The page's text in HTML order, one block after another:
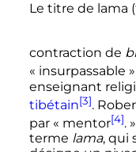
Le titre de lama (
contraction de
« insurpassable »
enseignant
tibétain[3].
par « mentor[4].
terme lama, qui